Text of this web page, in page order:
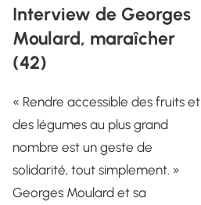
Interview de Georges
Moulard, maraîcher
(42)
« Rendre accessible des fruits et
des légumes au plus grand
nombre est un geste de
solidarité, tout simplement. »
Georges Moulard et sa